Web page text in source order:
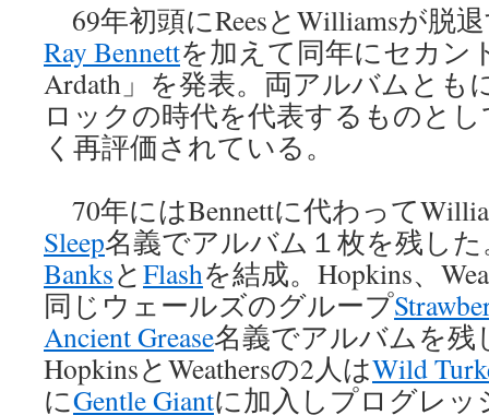
69年初頭にReesとWilliamsが脱
Ray Bennettを加えて同年にセカン
Ardath」を発表。両アルバムとも
ロックの時代を代表するものと
く再評価されている。
70年にはBennettに代わって
Sleep名義でアルバム１枚を残した
BanksとFlashを結成。Hopkins、
同じウェールズのグループ
Ancient Grease名義でアルバムを残
HopkinsとWeathersの2人はWild
にGentle Giantに加入しプログレ